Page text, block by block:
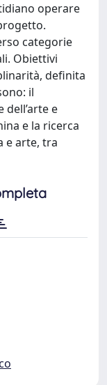
operare
categorie
Obiettivi
definita
il
e
e la ricerca
e arte, tra